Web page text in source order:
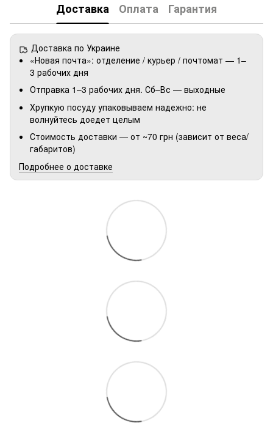
Доставка Оплата Гарантия
Доставка по Украине
«Новая почта»: отделение / курьер / почтомат — 1–
3 рабочих дня
Отправка 1–3 рабочих дня. Сб–Вс — выходные
Хрупкую посуду упаковываем надежно: не
волнуйтесь доедет целым
Стоимость доставки — от ~70 грн (зависит от веса/
габаритов)
Подробнее о доставке